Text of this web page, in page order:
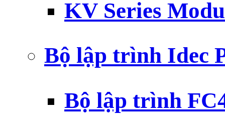
KV Series
Bộ lập trình Idec
Bộ lập trình